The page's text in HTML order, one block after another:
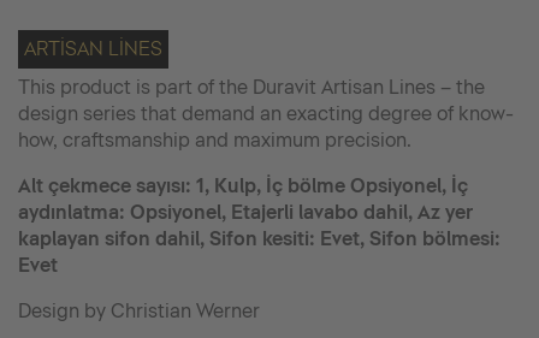
ARTISAN LINES
This product is part of the Duravit Artisan Lines – the
design series that demand an exacting degree of know-
how, craftsmanship and maximum precision.
Alt çekmece sayısı: 1, Kulp, İç bölme Opsiyonel, İç
aydınlatma: Opsiyonel, Etajerli lavabo dahil, Az yer
kaplayan sifon dahil, Sifon kesiti: Evet, Sifon bölmesi:
Evet
Design by Christian Werner